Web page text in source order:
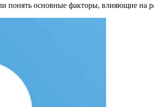
понять основные факторы, влияющие на